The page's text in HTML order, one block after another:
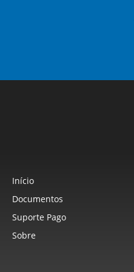
Início
Documentos
Suporte Pago
Sobre